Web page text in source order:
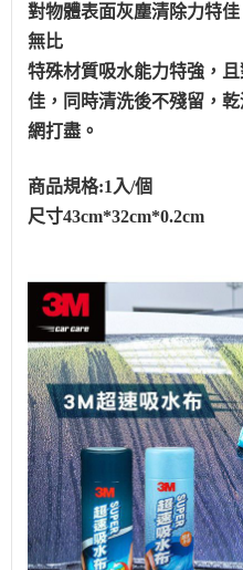
對物體表面灰塵清除力特
無比
特殊材質吸水能力特強，
佳，同時清洗後不殘留，
網打盡。
商品規格:1入/個
尺寸43cm*32cm*0.2cm